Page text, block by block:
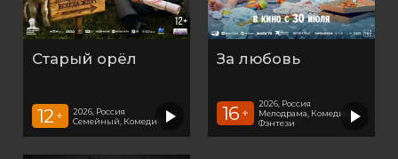
Старый орёл
12 +
2026, Россия
Семейный, Комедия
За любовь
16 +
2026, Россия
Мелодрама, Комедия,
Фэнтези